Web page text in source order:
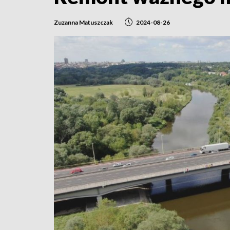
Zuzanna Matuszczak 2024-08-26